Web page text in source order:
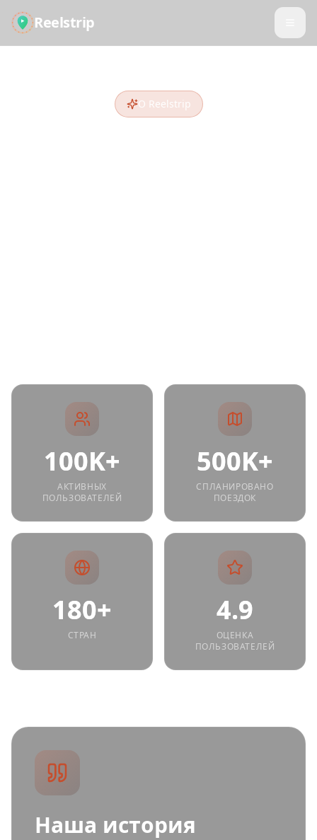
Reelstrip
О Reelstrip
100K+
АКТИВНЫХ
ПОЛЬЗОВАТЕЛЕЙ
500K+
СПЛАНИРОВАНО
ПОЕЗДОК
180+
СТРАН
4.9
ОЦЕНКА
ПОЛЬЗОВАТЕЛЕЙ
Наша история